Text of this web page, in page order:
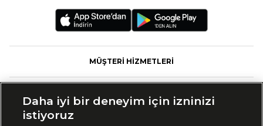
MÜŞTERİ HİZMETLERİ
Daha iyi bir deneyim için izninizi
istiyoruz